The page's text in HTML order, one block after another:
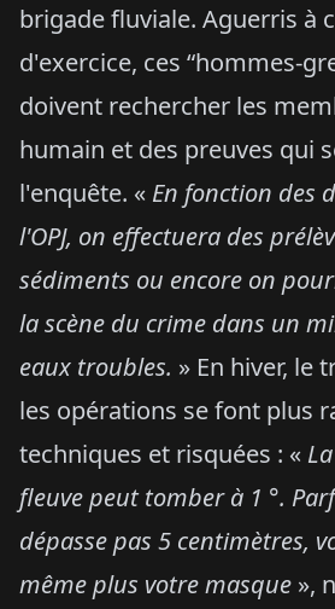
brigade fluviale. Aguerris à
d'exercice, ces “hommes-
doivent rechercher les
humain et des preuves qui
l'enquête. « En fonction des
l'OPJ, on effectuera des
sédiments ou encore on
la scène du crime dans un
eaux troubles. » En hiver, le
les opérations se font plus
techniques et risquées : «
fleuve peut tomber à 1 °.
dépasse pas 5 centimètres,
même plus votre masque »,